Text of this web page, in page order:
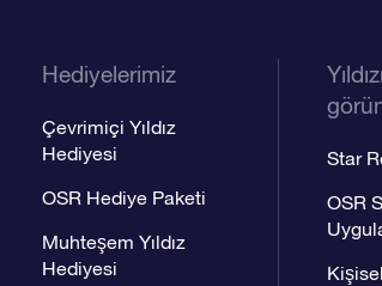
Hediyelerimiz
Çevrimiçi Yıldız
Hediyesi
OSR Hediye Paketi
Muhteşem Yıldız
Hediyesi
Star
OSR